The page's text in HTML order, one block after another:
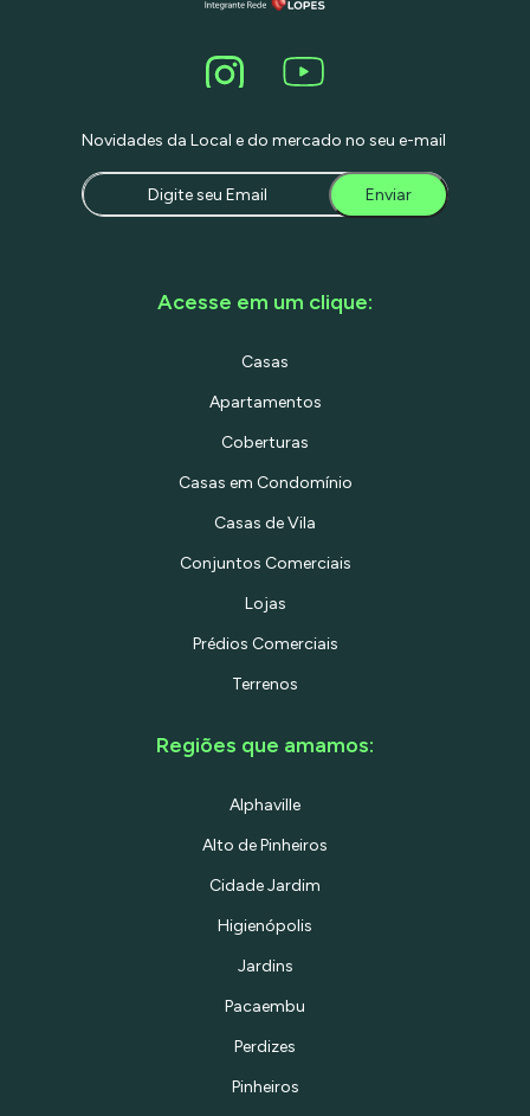
Novidades da Local e do mercado no seu e-mail
Enviar
Acesse em um clique:
Casas
Apartamentos
Coberturas
Casas em Condomínio
Casas de Vila
Conjuntos Comerciais
Lojas
Prédios Comerciais
Terrenos
Regiões que amamos:
Alphaville
Alto de Pinheiros
Cidade Jardim
Higienópolis
Jardins
Pacaembu
Perdizes
Pinheiros